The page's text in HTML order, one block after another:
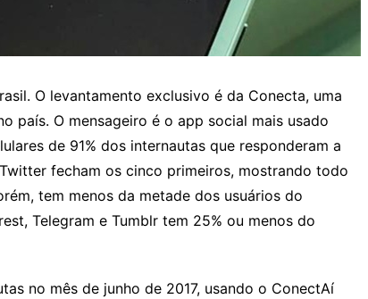
O levantamento exclusivo é da Conecta, uma
país. O mensageiro é o app social mais usado
de 91% dos internautas que responderam a
fecham os cinco primeiros, mostrando todo
tem menos da metade dos usuários do
Telegram e Tumblr tem 25% ou menos do
no mês de junho de 2017, usando o ConectAí